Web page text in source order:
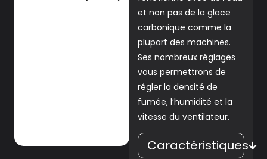
et non pas de la glace
carbonique comme la
plupart des machines.
Ses nombreux réglages
vous permettrons de
régler la densité de
fumée, l’humidité et la
vitesse du ventilateur.
Caractéristiques